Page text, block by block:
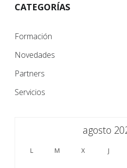
CATEGORÍAS
Formación
Novedades
Partners
Servicios
agosto
L M X J